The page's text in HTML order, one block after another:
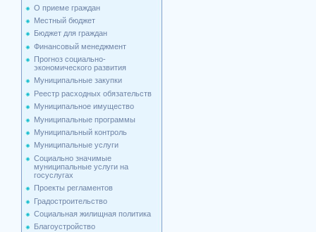
О приеме граждан
Местный бюджет
Бюджет для граждан
Финансовый менеджмент
Прогноз социально-
экономического развития
Муниципальные закупки
Реестр расходных обязательств
Муниципальное имущество
Муниципальные программы
Муниципальный контроль
Муниципальные услуги
Социально значимые
муниципальные услуги на
госуслугах
Проекты регламентов
Градостроительство
Социальная жилищная политика
Благоустройство